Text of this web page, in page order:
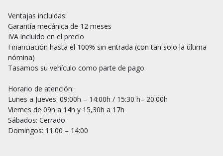
Ventajas incluidas:
Garantía mecánica de 12 meses
IVA incluido en el precio
Financiación hasta el 100% sin entrada (con tan solo la última
nómina)
Tasamos su vehículo como parte de pago
Horario de atención:
Lunes a Jueves: 09:00h – 14:00h / 15:30 h– 20:00h
Viernes de 09h a 14h y 15,30h a 17h
Sábados: Cerrado
Domingos: 11:00 – 14:00